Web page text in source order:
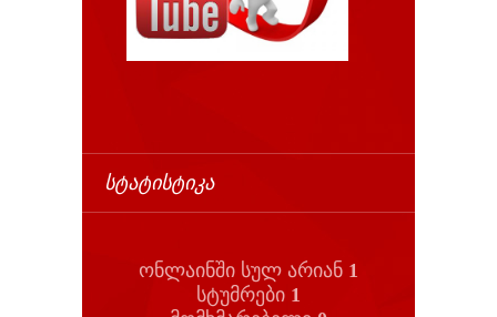
ᲡᲢᲐᲢᲘᲡᲢᲘᲙᲐ
ონლაინში სულ არიან 1
სტუმრები 1